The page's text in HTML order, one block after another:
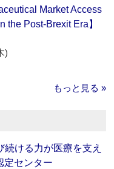
Market Access
the Post-Brexit Era】
)
もっと見る »
ける力が医療を支え
センター